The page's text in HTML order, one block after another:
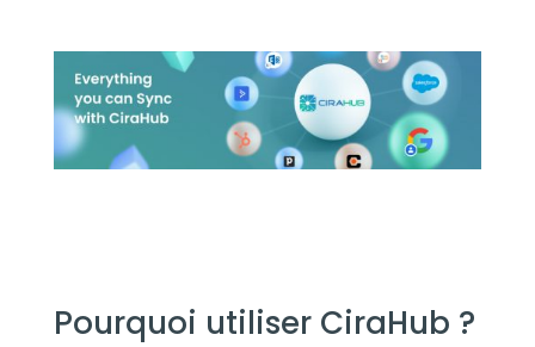
Pourquoi utiliser CiraHub ?